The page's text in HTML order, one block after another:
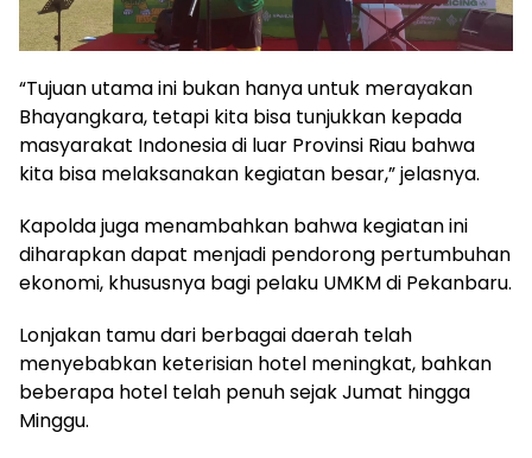
“Tujuan utama ini bukan hanya untuk merayakan
Bhayangkara, tetapi kita bisa tunjukkan kepada
masyarakat Indonesia di luar Provinsi Riau bahwa
kita bisa melaksanakan kegiatan besar,” jelasnya.
Kapolda juga menambahkan bahwa kegiatan ini
diharapkan dapat menjadi pendorong pertumbuhan
ekonomi, khususnya bagi pelaku UMKM di Pekanbaru.
Lonjakan tamu dari berbagai daerah telah
menyebabkan keterisian hotel meningkat, bahkan
beberapa hotel telah penuh sejak Jumat hingga
Minggu.